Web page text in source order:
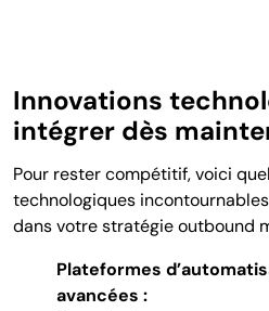
Innovations
intégrer dès
Pour rester compétitif, voici
technologiques
dans votre stratégie outbound
Plateformes
avancées :